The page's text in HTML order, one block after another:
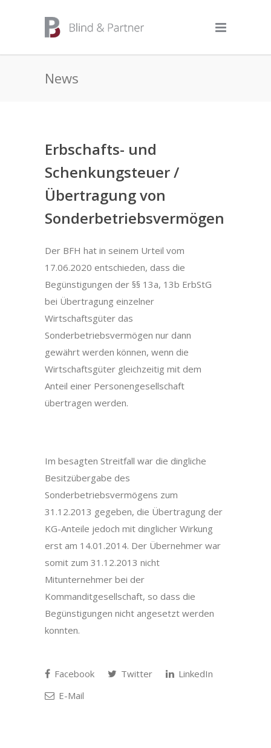
News
Erbschafts- und
Schenkungsteuer /
Übertragung von
Sonderbetriebsvermögen
Der BFH hat in seinem Urteil vom
17.06.2020 entschieden, dass die
Begünstigungen der §§ 13a, 13b ErbStG
bei Übertragung einzelner
Wirtschaftsgüter das
Sonderbetriebsvermögen nur dann
gewährt werden können, wenn die
Wirtschaftsgüter gleichzeitig mit dem
Anteil einer Personengesellschaft
übertragen werden.
Im besagten Streitfall war die dingliche
Besitzübergabe des
Sonderbetriebsvermögens zum
31.12.2013 gegeben, die Übertragung der
KG-Anteile jedoch mit dinglicher Wirkung
erst am 14.01.2014. Der Übernehmer war
somit zum 31.12.2013 nicht
Mitunternehmer bei der
Kommanditgesellschaft, so dass die
Begünstigungen nicht angesetzt werden
konnten.
Facebook Twitter
LinkedIn
E-Mail